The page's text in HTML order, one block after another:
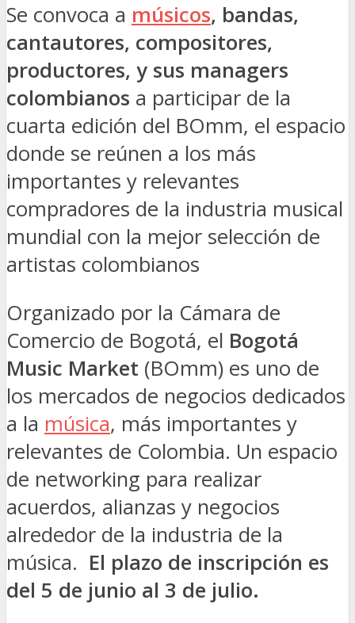
Se convoca a músicos, bandas,
cantautores, compositores,
productores, y sus managers
colombianos a participar de la
cuarta edición del BOmm, el espacio
donde se reúnen a los más
importantes y relevantes
compradores de la industria musical
mundial con la mejor selección de
artistas colombianos
Organizado por la Cámara de
Comercio de Bogotá, el Bogotá
Music Market (BOmm) es uno de
los mercados de negocios dedicados
a la música, más importantes y
relevantes de Colombia. Un espacio
de networking para realizar
acuerdos, alianzas y negocios
alrededor de la industria de la
música. El plazo de inscripción es
del 5 de junio al 3 de julio.